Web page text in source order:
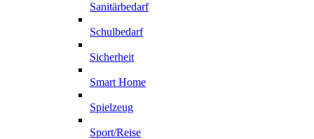
Sanitärbedarf
Schulbedarf
Sicherheit
Smart Home
Spielzeug
Sport/Reise